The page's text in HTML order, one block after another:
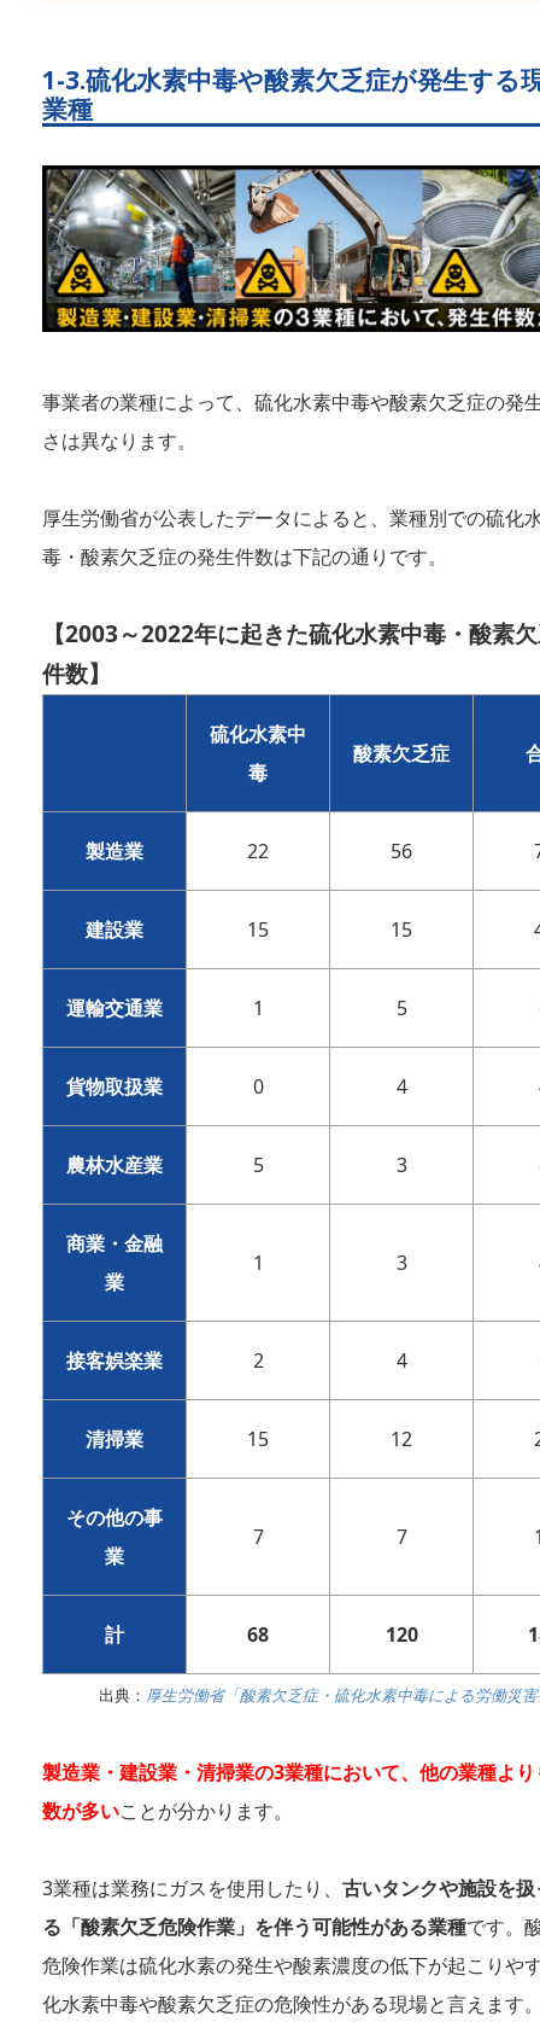
1-3.硫化水素中毒や酸素欠乏症が発生する
業種
事業者の業種によって、硫化水素中毒や酸素欠乏症の発
さは異なります。
厚生労働省が公表したデータによると、業種別での硫化
毒・酸素欠乏症の発生件数は下記の通りです。
【2003～2022年に起きた硫化水素中毒・酸素
件数】
硫化水素中
毒
酸素欠乏症
製造業 22 56
建設業 15 15
運輸交通業 1 5
貨物取扱業 0 4
農林水産業 5 3
商業・金融
業
1 3
接客娯楽業 2 4
清掃業 15 12
その他の事
業
7 7
計 68 120
出典： 厚生労働省「酸素欠乏症・硫化水素中毒による労働災
製造業・建設業・清掃業の3業種において、他の業種よ
数が多いことが分かります。
3業種は業務にガスを使用したり、 古いタンクや施設を
る「酸素欠乏危険作業」を伴う可能性がある業種です。
危険作業は硫化水素の発生や酸素濃度の低下が起こりや
化水素中毒や酸素欠乏症の危険性がある現場と言えます